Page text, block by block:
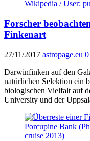
Forscher
Finkenart
27/11/2017 astropage.eu 0
Darwinfinken auf den
natürlichen Selektion ein
biologischen Vielfalt auf
University und der